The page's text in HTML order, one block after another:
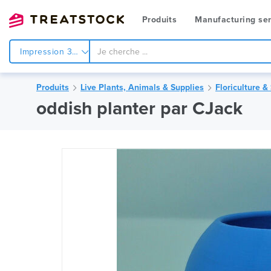
Produits Manufacturing
Impression 3d
Produits Live Plants, Animals & Supplies Floriculture &
oddish planter par CJack